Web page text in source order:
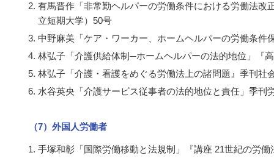
有馬晋作「非常勤ヘルパーの労働条件における労働法改
立短期大学）50号
中野麻美「ケア・ワーカー、ホームヘルパーの労働条件
林弘子「介護供給体制─ホームヘルパーの法的地位」『
林弘子「介護・看護をめぐる労働法上の諸問題』季刊社
水谷英央「介護サービス従事者の法的地位と責任」季刊
（7）外国人労働者
手塚和彰「国際労働移動と法規制」『講座 21世紀の労働